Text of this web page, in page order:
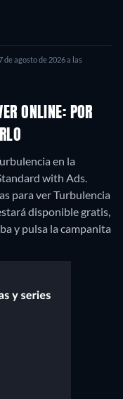
de agosto de 2026 a las
ONLINE: POR
en la
with Ads.
para ver Turbulencia
disponible gratis,
y pulsa la campanita